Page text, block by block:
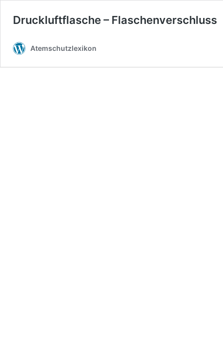
Druckluftflasche – Flaschenverschluss
Atemschutzlexikon